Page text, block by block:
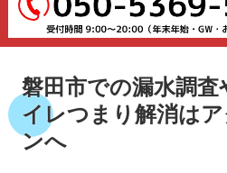
磐田市での漏水調査
イレつまり解消は
ンへ